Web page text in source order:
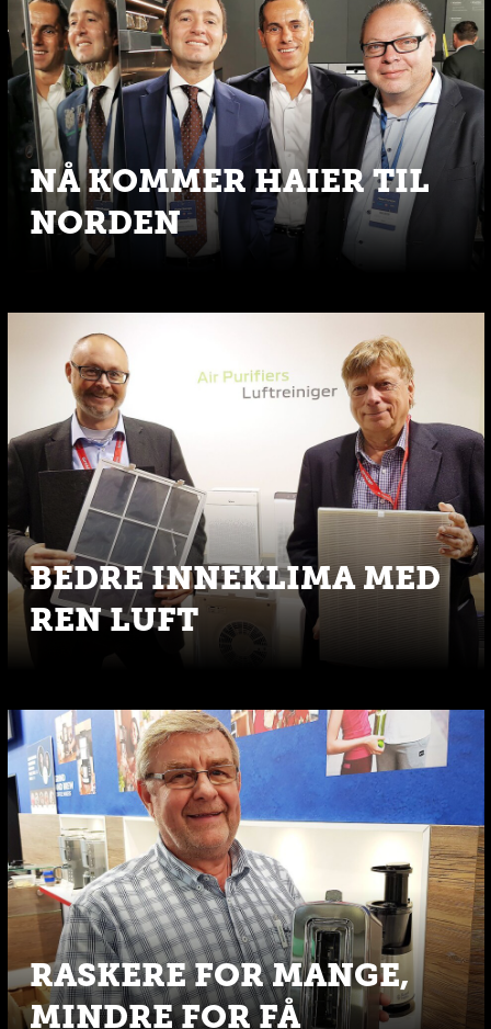
NÅ KOMMER HAIER TIL
NORDEN
BEDRE INNEKLIMA MED
REN LUFT
RASKERE FOR MANGE,
MINDRE FOR FÅ